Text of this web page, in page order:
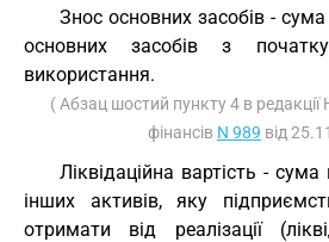
Знос основних засобів -
основних засобів з
використання.
( Абзац шостий пункту 4 в редакції
фінансів N 989 від
Ліквідаційна вартість -
інших активів, яку
отримати від реалізації